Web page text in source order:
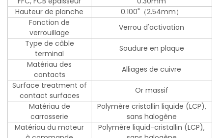
Hauteur de planche
0.100"（2.54mm）
Fonction de
verrouillage
Verrou d'activation
Type de câble
terminal
Soudure en plaque
Matériau des
contacts
Alliages de cuivre
Surface treatment of
contact surfaces
Or massif
Matériau de
carrosserie
Polymère cristallin liquide (LCP),
sans halogène
Matériau du moteur
Polymère liquid-cristallin (LCP),